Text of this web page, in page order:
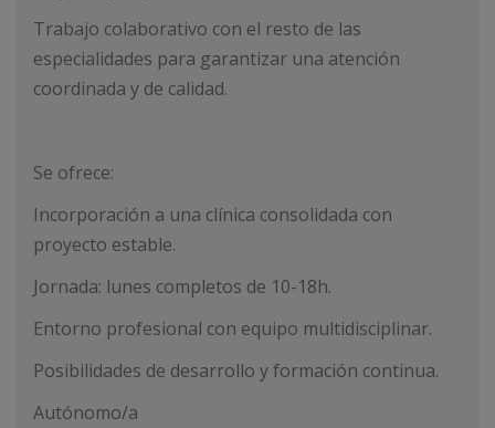
Trabajo colaborativo con el resto de las
especialidades para garantizar una atención
coordinada y de calidad.
Se ofrece:
Incorporación a una clínica consolidada con
proyecto estable.
Jornada: lunes completos de 10-18h.
Entorno profesional con equipo multidisciplinar.
Posibilidades de desarrollo y formación continua.
Autónomo/a